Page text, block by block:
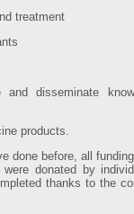
treatment
and disseminate
products.
done before, all
donated by
thanks to the